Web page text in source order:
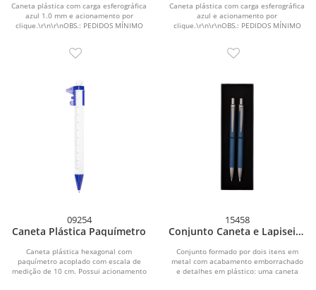
Caneta plástica com carga esferográfica
azul 1.0 mm e acionamento por
clique.\r\n\r\nOBS.: PEDIDOS MÍNIMO
Caneta plástica com carga esferográfica
azul e acionamento por
clique.\r\n\r\nOBS.: PEDIDOS MÍNIMO
09254
Caneta Plástica Paquímetro
Caneta plástica hexagonal com
paquímetro acoplado com escala de
medição de 10 cm. Possui acionamento
15458
Conjunto Caneta e Lapiseira
Conjunto formado por dois itens em
metal com acabamento emborrachado
e detalhes em plástico: uma caneta